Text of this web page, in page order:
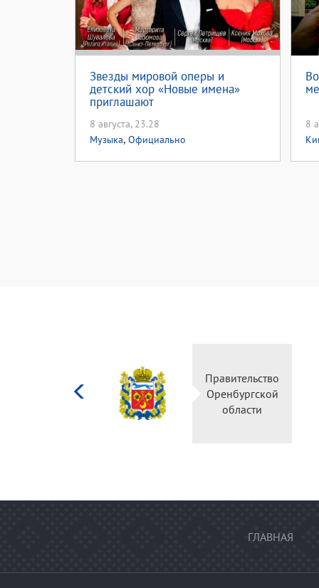
Звезды мировой оперы и
детский хор «Новые имена»
приглашают
8 августа, 23.28
Музыка, Официально
8
Правительство
Оренбургской
области
ГЛАВНАЯ